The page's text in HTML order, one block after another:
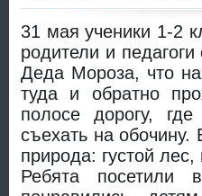
31 мая ученики 1-2
родители и
Деда Мороза, что
туда и обратно
полосе дорогу,
съехать на обочину.
природа: густой
Ребята посетили